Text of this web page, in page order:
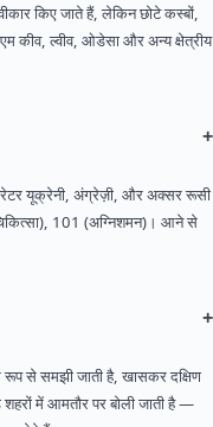
किए जाते हैं, लेकिन छोटे कस्बों,
कीव, ल्वीव, ओडेसा और अन्य क्षेत्रीय
+
यूक्रेनी, अंग्रेज़ी, और अक्सर रूसी
101 (अग्निशमन)। आने से
+
रूप से समझी जाती है, खासकर दक्षिण
में आमतौर पर बोली जाती है —